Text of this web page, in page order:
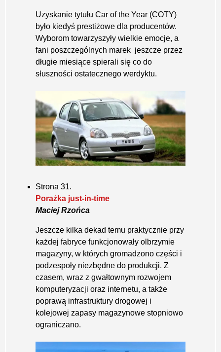
Uzyskanie tytułu Car of the Year (COTY)
było kiedyś prestiżowe dla producentów.
Wyborom towarzyszyły wielkie emocje, a
fani poszczególnych marek jeszcze przez
długie miesiące spierali się co do
słuszności ostatecznego werdyktu.
Strona 31.
Porażka just-in-time
Maciej Rzońca
Jeszcze kilka dekad temu praktycznie przy
każdej fabryce funkcjonowały olbrzymie
magazyny, w których gromadzono części i
podzespoły niezbędne do produkcji. Z
czasem, wraz z gwałtownym rozwojem
komputeryzacji oraz internetu, a także
poprawą infrastruktury drogowej i
kolejowej zapasy magazynowe stopniowo
ograniczano.